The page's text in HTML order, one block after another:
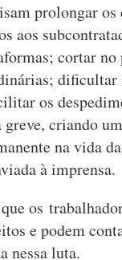
prolongar os
aos
cortar no
dificultar
os
criando
na vida
à imprensa.
os
e podem
nessa luta.